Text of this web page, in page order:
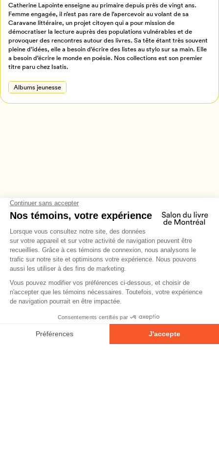
Retour à l’accueil
Catherine Lapointe enseigne au primaire depuis près de vingt ans.
Femme engagée, il n’est pas rare de l’apercevoir au volant de sa
Caravane littéraire, un projet citoyen qui a pour mission de
démocratiser la lecture auprès des populations vulnérables et de
provoquer des rencontres autour des livres. Sa tête étant très souvent
pleine d’idées, elle a besoin d’écrire des listes au stylo sur sa main. Elle
a besoin d’écrire le monde en poésie. Nos collections est son premier
titre paru chez Isatis.
Albums jeunesse
Créer un profil
Annuler